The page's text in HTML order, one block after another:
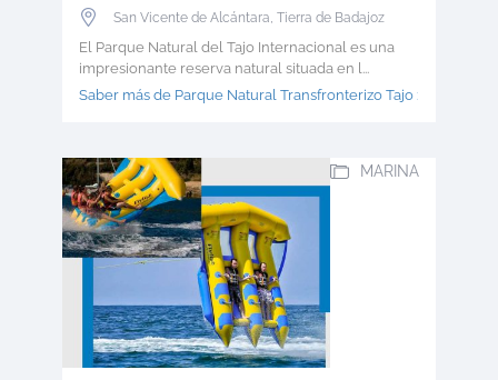
San Vicente de Alcántara Tierra de Badajoz
El Parque Natural del Tajo Internacional es una
impresionante reserva natural situada en l...
Saber más de Parque Natural Transfronterizo Tajo >
MARINA